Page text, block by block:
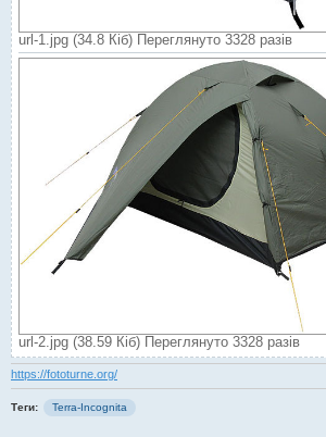
url-1.jpg (34.8 Кіб) Переглянуто 3328 разів
url-2.jpg (38.59 Кіб) Переглянуто 3328 разів
https://fototurne.org/
Теги: Terra-Incognita